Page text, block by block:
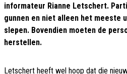
informateur Rianne Letschert.
gunnen en niet alleen het meeste
slepen. Bovendien moeten de
herstellen.
Letschert heeft wel hoop dat die